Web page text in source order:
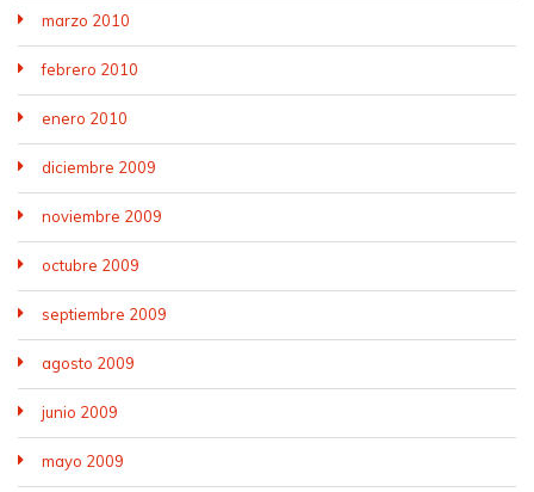
marzo 2010
febrero 2010
enero 2010
diciembre 2009
noviembre 2009
octubre 2009
septiembre 2009
agosto 2009
junio 2009
mayo 2009